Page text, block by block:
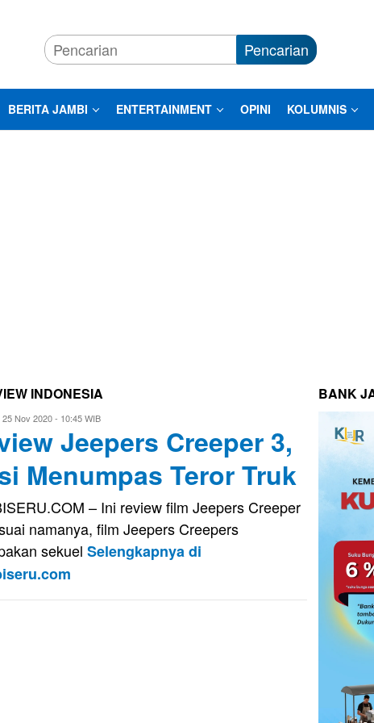
Pencarian
BERITA JAMBI ENTERTAINMENT OPINI KOLUMNIS
INDONESIA
Evo
Kusnady
25 Nov 2020 - 10:45 WIB
Jeepers Creeper 3,
Menumpas Teror Truk
– Ini review film Jeepers Creeper
namanya, film Jeepers Creepers
sekuel Selengkapnya di
BANK